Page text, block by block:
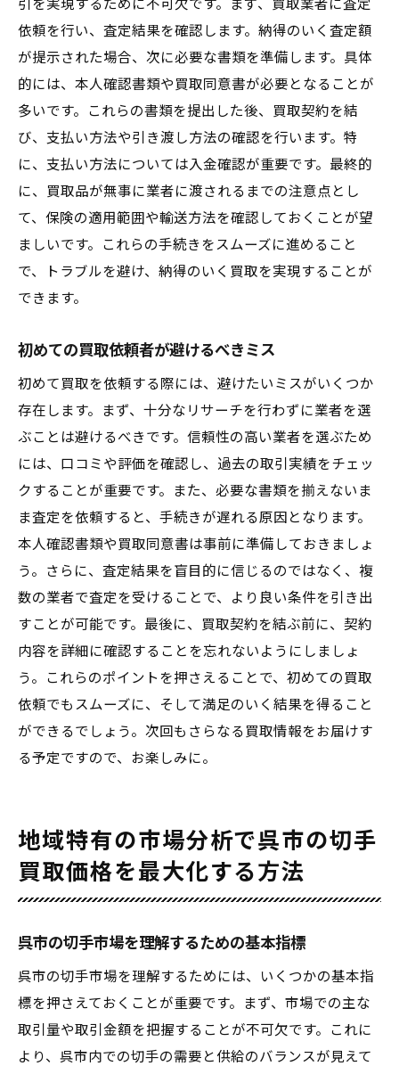
引を実現するために不可欠です。まず、買取業者に査定
依頼を行い、査定結果を確認します。納得のいく査定額
が提示された場合、次に必要な書類を準備します。具体
的には、本人確認書類や買取同意書が必要となることが
多いです。これらの書類を提出した後、買取契約を結
び、支払い方法や引き渡し方法の確認を行います。特
に、支払い方法については入金確認が重要です。最終的
に、買取品が無事に業者に渡されるまでの注意点とし
て、保険の適用範囲や輸送方法を確認しておくことが望
ましいです。これらの手続きをスムーズに進めること
で、トラブルを避け、納得のいく買取を実現することが
できます。
初めての買取依頼者が避けるべきミス
初めて買取を依頼する際には、避けたいミスがいくつか
存在します。まず、十分なリサーチを行わずに業者を選
ぶことは避けるべきです。信頼性の高い業者を選ぶため
には、口コミや評価を確認し、過去の取引実績をチェッ
クすることが重要です。また、必要な書類を揃えないま
ま査定を依頼すると、手続きが遅れる原因となります。
本人確認書類や買取同意書は事前に準備しておきましょ
う。さらに、査定結果を盲目的に信じるのではなく、複
数の業者で査定を受けることで、より良い条件を引き出
すことが可能です。最後に、買取契約を結ぶ前に、契約
内容を詳細に確認することを忘れないようにしましょ
う。これらのポイントを押さえることで、初めての買取
依頼でもスムーズに、そして満足のいく結果を得ること
ができるでしょう。次回もさらなる買取情報をお届けす
る予定ですので、お楽しみに。
地域特有の市場分析で呉市の切手
買取価格を最大化する方法
呉市の切手市場を理解するための基本指標
呉市の切手市場を理解するためには、いくつかの基本指
標を押さえておくことが重要です。まず、市場での主な
取引量や取引金額を把握することが不可欠です。これに
より、呉市内での切手の需要と供給のバランスが見えて